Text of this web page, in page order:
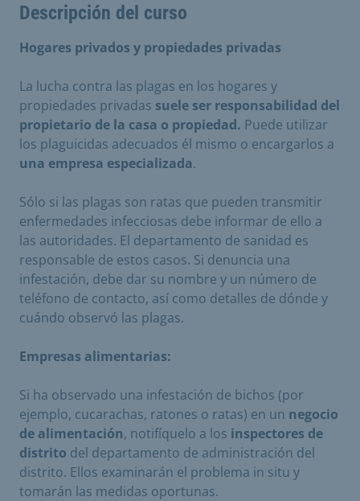
Descripción del curso
Hogares privados y propiedades privadas
La lucha contra las plagas en los hogares y
propiedades privadas suele ser responsabilidad del
propietario de la casa o propiedad. Puede utilizar
los plaguicidas adecuados él mismo o encargarlos a
una empresa especializada.
Sólo si las plagas son ratas que pueden transmitir
enfermedades infecciosas debe informar de ello a
las autoridades. El departamento de sanidad es
responsable de estos casos. Si denuncia una
infestación, debe dar su nombre y un número de
teléfono de contacto, así como detalles de dónde y
cuándo observó las plagas.
Empresas alimentarias:
Si ha observado una infestación de bichos (por
ejemplo, cucarachas, ratones o ratas) en un negocio
de alimentación, notifíquelo a los inspectores de
distrito del departamento de administración del
distrito. Ellos examinarán el problema in situ y
tomarán las medidas oportunas.